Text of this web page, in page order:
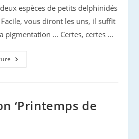
espèces de petits delphinidés
vous diront les uns, il suffit
pigmentation ... Certes, certes ...
Rencontre
Avec
‘Printemps de